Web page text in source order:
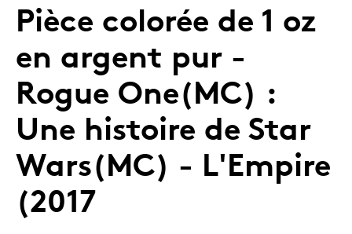
Pièce colorée de 1 oz
en argent pur -
Rogue One(MC) :
Une histoire de Star
Wars(MC) - L'Empire
(2017